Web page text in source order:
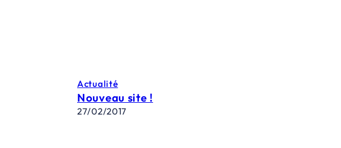
Actualité
Nouveau site !
27/02/2017